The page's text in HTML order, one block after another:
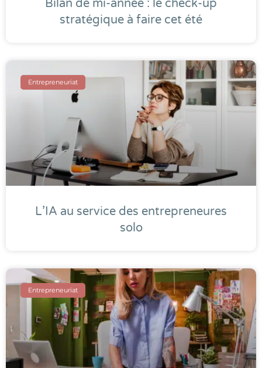
Bilan de mi-année : le check-up
stratégique à faire cet été
Entrepreneuriat
L’IA au service des entrepreneures
solo
Entrepreneuriat